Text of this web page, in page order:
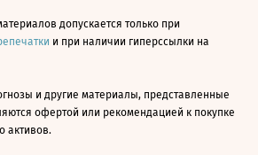
допускается только при
и при наличии гиперссылки на
и другие материалы, представленные
офертой или рекомендацией к покупке
активов.